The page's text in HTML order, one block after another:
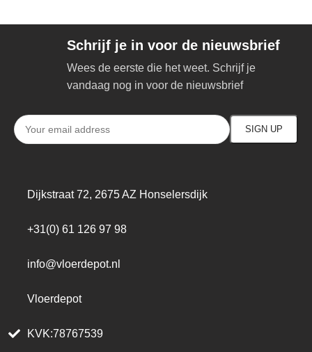
Schrijf je in voor de nieuwsbrief
Wees de eerste die het weet. Schrijf je
vandaag nog in voor de nieuwsbrief
Dijkstraat 72, 2675 AZ Honselersdijk
+31(0) 61 126 97 98
info@vloerdepot.nl
Vloerdepot
KVK:78767539